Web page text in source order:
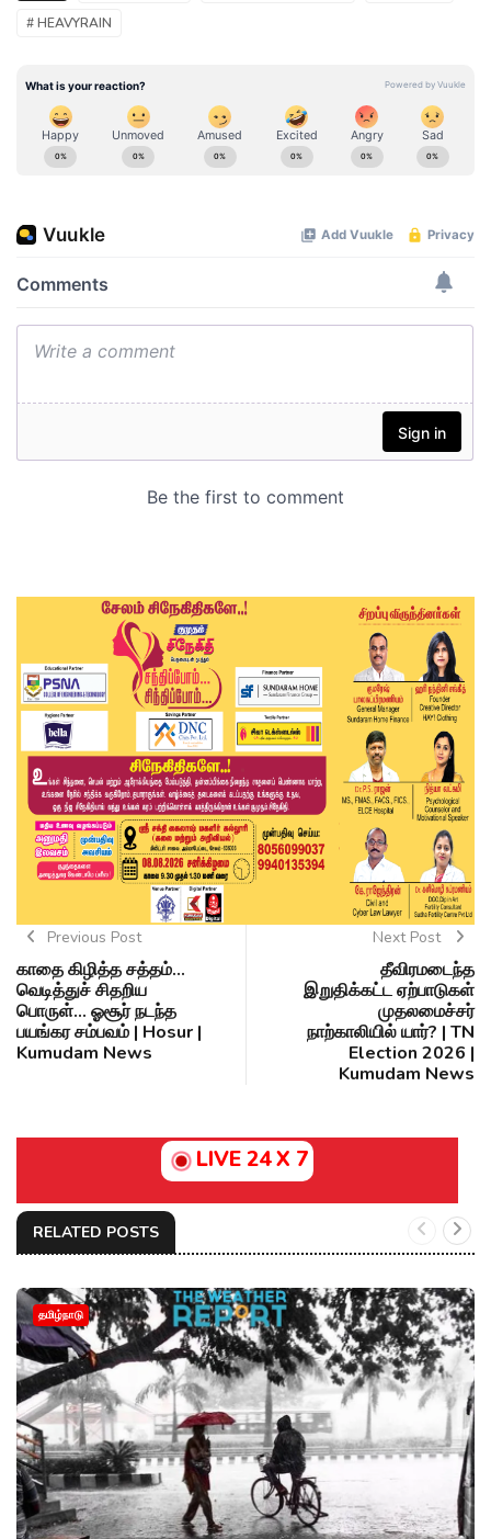
# HEAVYRAIN
Previous Post
காதை கிழித்த சத்தம்...
வெடித்துச் சிதறிய
பொருள்... ஓசூர் நடந்த
பயங்கர சம்பவம் | Hosur |
Kumudam News
Next Post
தீவிரமடைந்த
இறுதிக்கட்ட ஏற்பாடுகள்
முதலமைச்சர்
நாற்காலியில் யார்? | TN
Election 2026 |
Kumudam News
LIVE 24 X 7
RELATED POSTS
தமிழ்நாடு